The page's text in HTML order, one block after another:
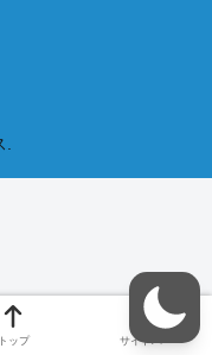
トップ サイドバー